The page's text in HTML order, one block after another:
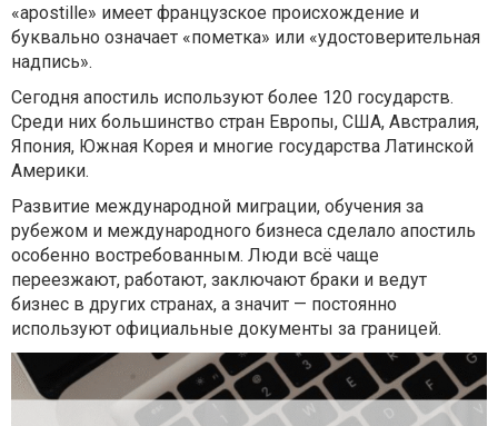
«apostille» имеет французское происхождение и
буквально означает «пометка» или «удостоверительная
надпись».
Сегодня апостиль используют более 120 государств.
Среди них большинство стран Европы, США, Австралия,
Япония, Южная Корея и многие государства Латинской
Америки.
Развитие международной миграции, обучения за
рубежом и международного бизнеса сделало апостиль
особенно востребованным. Люди всё чаще
переезжают, работают, заключают браки и ведут
бизнес в других странах, а значит — постоянно
используют официальные документы за границей.